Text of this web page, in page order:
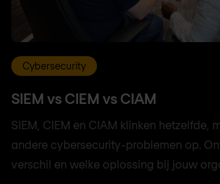
Cybersecurity
SIEM vs CIEM vs CIAM
SIEM, CIEM en CIAM klinken hetzelfde,
andere cybersecurity-problemen op.
verschil en welke oplossing bij jouw